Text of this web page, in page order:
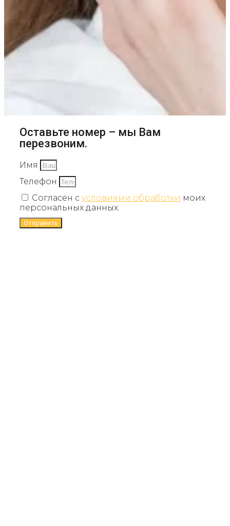
Оставьте номер – мы Вам
перезвоним.
Имя
Телефон
Согласен с условиями обработки моих
персональных данных.
Отправить